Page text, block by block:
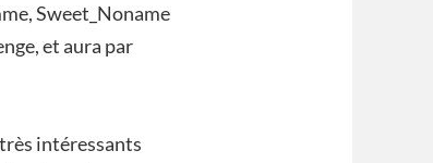
Sweet_Noname
et aura par
intéressants